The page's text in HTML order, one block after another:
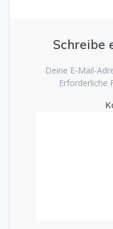
Schreibe
Deine E-Mail-
Erforderliche